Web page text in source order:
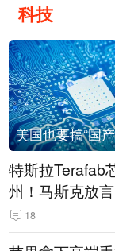
科技
特斯拉Terafab
州！马斯克放
回美国
18